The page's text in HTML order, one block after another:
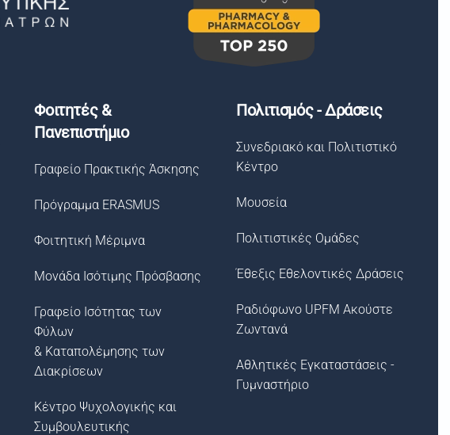
Φοιτητές &
Πανεπιστήμιο
Γραφείο Πρακτικής Άσκησης
Πρόγραμμα ERASMUS
Φοιτητική Μέριμνα
Μονάδα Ισότιμης Πρόσβασης
Γραφείο Ισότητας των
Φύλων
& Καταπολέμησης των
Διακρίσεων
Κέντρο Ψυχολογικής και
Συμβουλευτικής
Πολιτισμός - Δράσεις
Συνεδριακό και Πολιτιστικό
Κέντρο
Μουσεία
Πολιτιστικές Ομάδες
Έθεξις Εθελοντικές Δράσεις
Ραδιόφωνο UPFM Ακούστε
Ζωντανά
Αθλητικές Εγκαταστάσεις -
Γυμναστήριο